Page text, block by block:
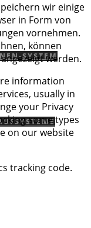
SYSTEM
wir einige
in Form von
vornehmen.
können
werden.
information
usually in
your Privacy
some types
on our website
tracking code.